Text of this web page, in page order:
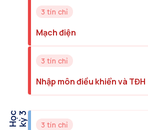
3 tín chỉ
Mạch điện
3 tín chỉ
Nhập môn điều khiển và TĐH
H
ọ
c
k
ỳ3 3 tín chỉ